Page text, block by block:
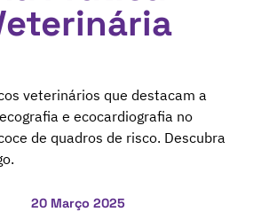
veterinários que destacam a
e ecocardiografia no
de quadros de risco. Descubra
20 Março 2025